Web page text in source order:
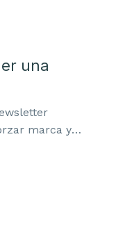
una
marca y